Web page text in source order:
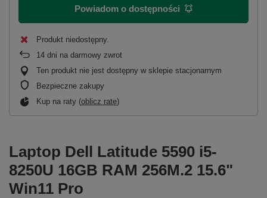
Powiadom o dostępności
Produkt niedostępny
14 dni na darmowy zwrot
Ten produkt nie jest dostępny w sklepie stacjonarnym
Bezpieczne zakupy
Kup na raty (oblicz ratę)
Laptop Dell Latitude 5590 i5-
8250U 16GB RAM 256M.2 15.6"
Win11 Pro